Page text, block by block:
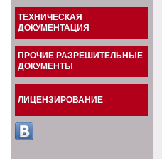
ТЕХНИЧЕСКАЯ
ДОКУМЕНТАЦИЯ
ПРОЧИЕ РАЗРЕШИТЕЛЬНЫЕ
ДОКУМЕНТЫ
ЛИЦЕНЗИРОВАНИЕ